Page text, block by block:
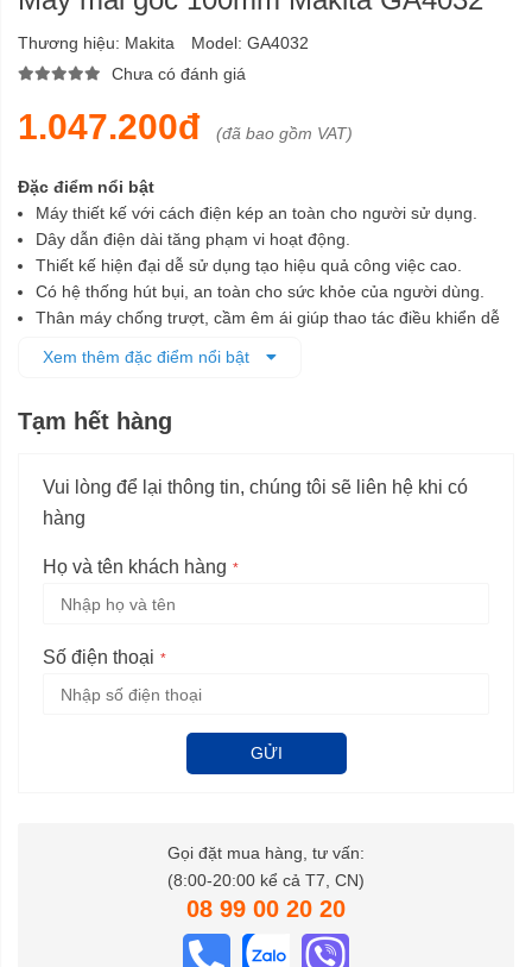
Thương hiệu: Makita Model: GA4032
Chưa có đánh giá
1.047.200đ (đã bao gồm VAT)
Đặc điểm nổi bật
Máy thiết kế với cách điện kép an toàn cho người sử dụng.
Dây dẫn điện dài tăng phạm vi hoạt động.
Thiết kế hiện đại dễ sử dụng tạo hiệu quả công việc cao.
Có hệ thống hút bụi, an toàn cho sức khỏe của người dùng.
Thân máy chống trượt, cầm êm ái giúp thao tác điều khiển dễ
Xem thêm đặc điểm nổi bật
Tạm hết hàng
Vui lòng để lại thông tin, chúng tôi sẽ liên hệ khi có
hàng
Họ và tên khách hàng
Số điện thoại
GỬI
Gọi đặt mua hàng, tư vấn:
(8:00-20:00 kể cả T7, CN)
08 99 00 20 20